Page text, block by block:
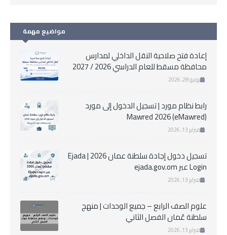
مواضيع مهمة
إعادة فتح صلاحية النقل الداخلي لمدارس
محافظة مسقط للعام الدراسي 2026 / 2027
يونيو 28, 2026
رابط نظام مورد | تسجيل الدخول إلى مورد
Mawred 2026 (eMawred)
فبراير 13, 2026
تسجيل دخول إجادة سلطنة عمان 2026 | Ejada
Login عبر ejada.gov.om
فبراير 13, 2026
علوم الصف الرابع – جميع الوحدات | منهج
سلطنة عُمان الفصل الثاني
فبراير 13, 2026